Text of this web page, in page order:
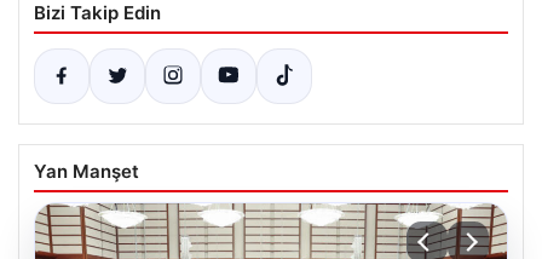
Bizi Takip Edin
Yan Manşet